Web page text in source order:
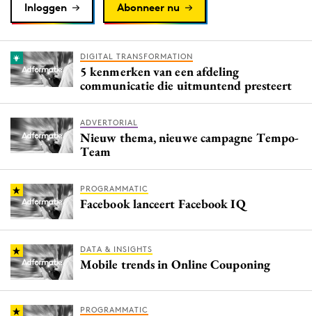
Inloggen Abonneer nu
DIGITAL TRANSFORMATION
5 kenmerken van een afdeling
communicatie die uitmuntend presteert
ADVERTORIAL
Nieuw thema, nieuwe campagne Tempo-
Team
PROGRAMMATIC
Facebook lanceert Facebook IQ
DATA & INSIGHTS
Mobile trends in Online Couponing
PROGRAMMATIC